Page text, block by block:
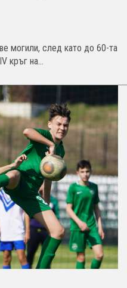
могили, след като до 60-та
кръг на...